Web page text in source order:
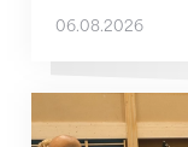
06.08.2026
Mit klaren